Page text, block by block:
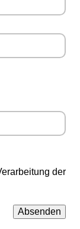
der
Absenden